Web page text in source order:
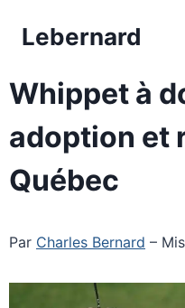
Lebernard
Whippet à
adoption et
Québec
Par Charles Bernard –